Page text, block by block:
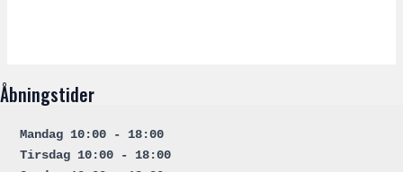
Åbningstider
Mandag 10:00 - 18:00
Tirsdag 10:00 - 18:00